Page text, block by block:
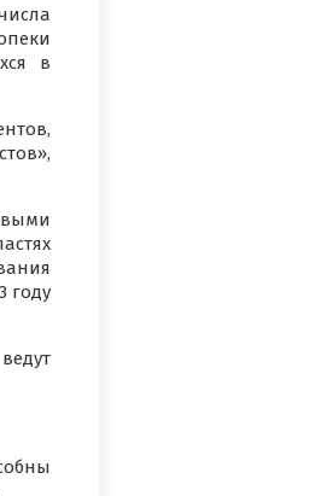
в
году